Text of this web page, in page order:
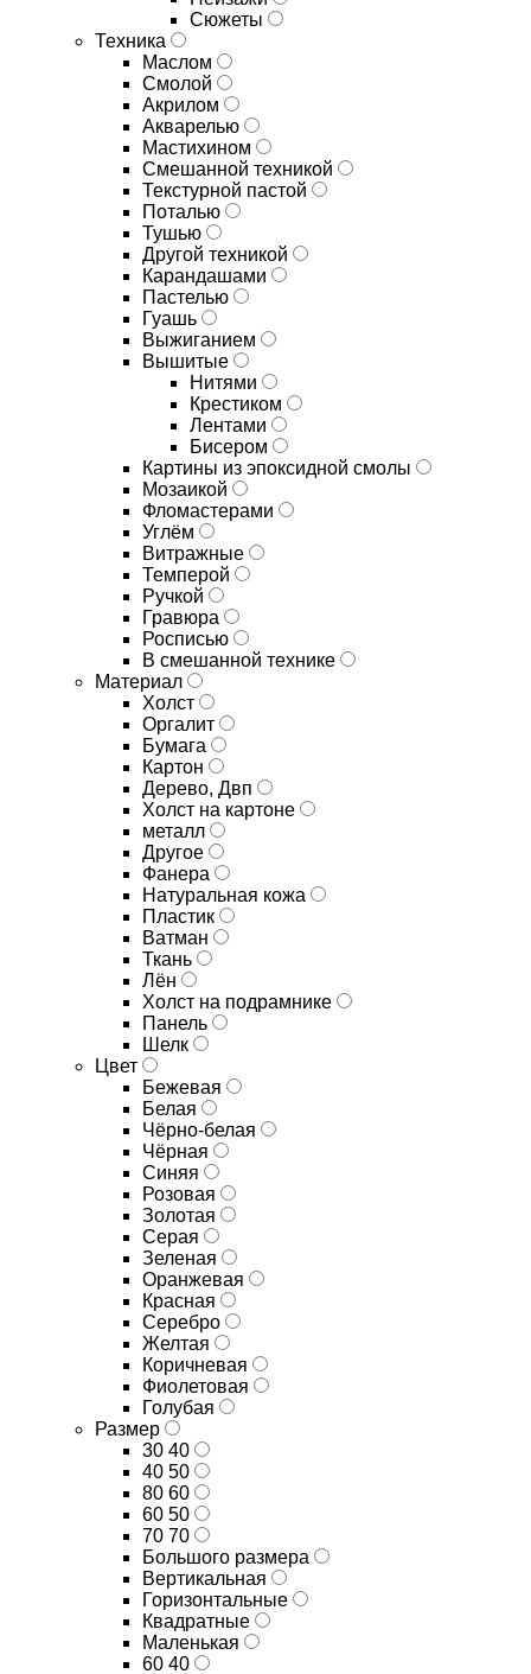
Сюжеты
Техника
Маслом
Смолой
Акрилом
Акварелью
Мастихином
Смешанной техникой
Текстурной пастой
Поталью
Тушью
Другой техникой
Карандашами
Пастелью
Гуашь
Выжиганием
Вышитые
Нитями
Крестиком
Лентами
Бисером
Картины из эпоксидной смолы
Мозаикой
Фломастерами
Углём
Витражные
Темперой
Ручкой
Гравюра
Росписью
В смешанной технике
Материал
Холст
Оргалит
Бумага
Картон
Дерево, Двп
Холст на картоне
металл
Другое
Фанера
Натуральная кожа
Пластик
Ватман
Ткань
Лён
Холст на подрамнике
Панель
Шелк
Цвет
Бежевая
Белая
Чёрно-белая
Чёрная
Синяя
Розовая
Золотая
Серая
Зеленая
Оранжевая
Красная
Серебро
Желтая
Коричневая
Фиолетовая
Голубая
Размер
30 40
40 50
80 60
60 50
70 70
Большого размера
Вертикальная
Горизонтальные
Квадратные
Маленькая
60 40